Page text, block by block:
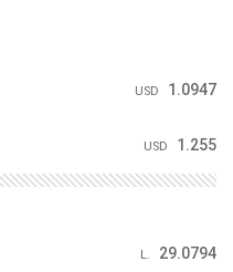
USD
1.0947
USD 1.255
L.
29.0794